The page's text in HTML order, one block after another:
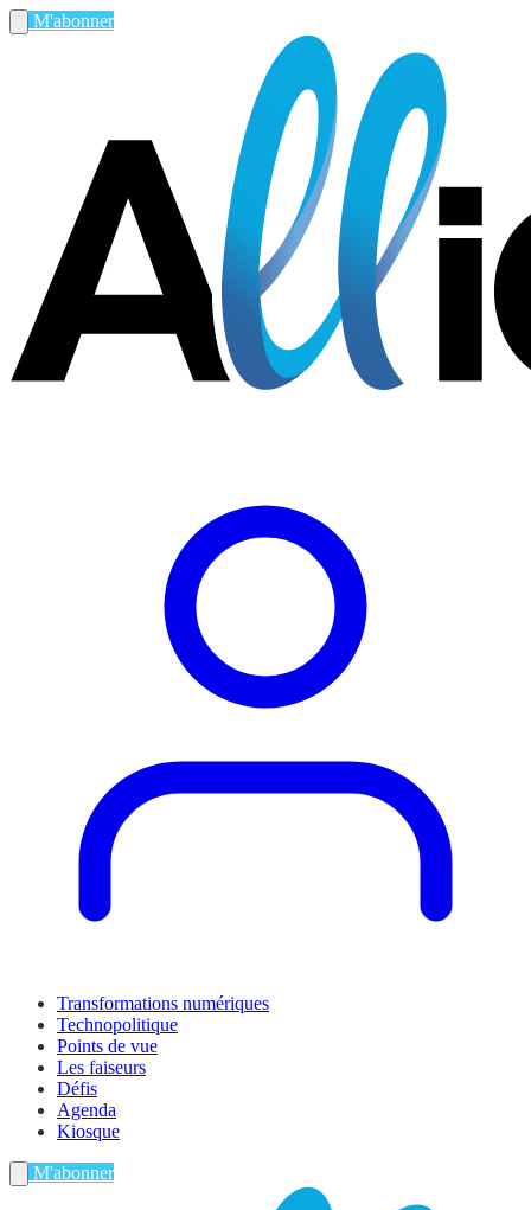
M'abonner
Transformations numériques
Technopolitique
Points de vue
Les faiseurs
Défis
Agenda
Kiosque
M'abonner